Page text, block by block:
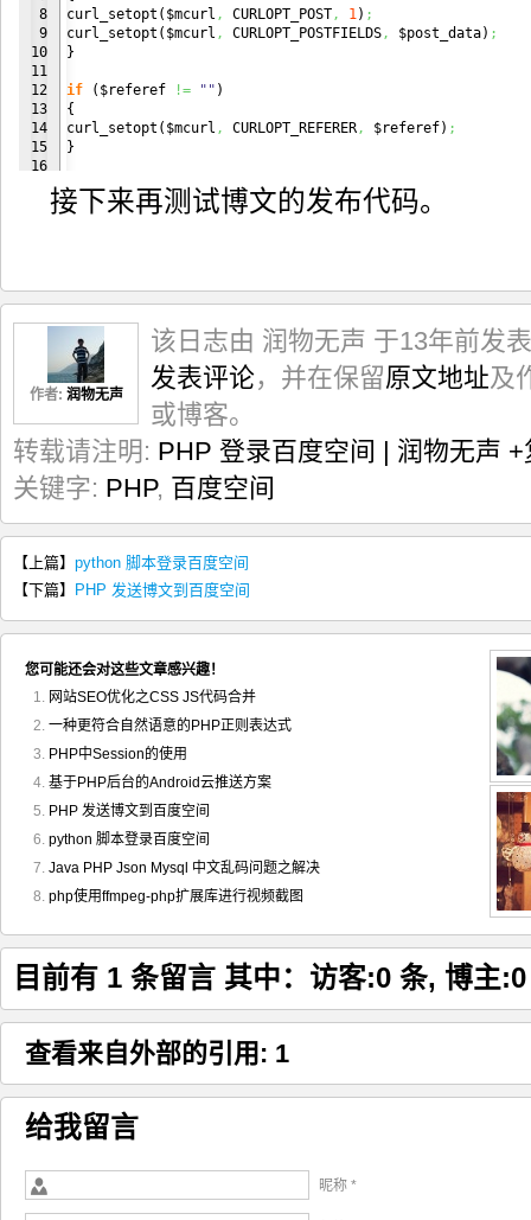
27
28
$ret = $this->doHttpPost ("http://passport.baidu.com/v2/
}
8
9
10
11
12
13
14
15
16
28
31
33
35
37
38
39
40
42
43
44
curl_setopt ( $mcurl , CURLOPT_POST, 1) ;
curl_setopt ( $mcurl , CURLOPT_POSTFIELDS, $post_data) ;
}
if ( $referef != "" )
{
curl_setopt ( $mcurl , CURLOPT_REFERER, $referef) ;
}
curl_setopt( $mcurl, CURLOPT_RETURNTRANSFER,
curl_setopt( $mcurl, CURLOPT_SSL_VERIFYPEER,
$data curl_exec($mcurl
curl_close
($mcurl) ;
preg_match_all '/Set-Cookie:((.+)=(.+))$/m '
if(is_array ($cookies) && count($cookies > 1 && count (
foreach ($cookies [1] as $i
$cookieinfos = explode(";", $k);
$this->cookie .= $cookieinfos
$this->cookie . = "; " ;
}
}
return $data;
}
接下来再测试博文的发布代码。
作者: 润物无声
该日志由 润物无声 于13年前发
发表评论，并在保留原文地址及
或博客。
转载请注明: PHP 登录百度空间 | 润物无声 +
关键字: PHP, 百度空间
【上篇】 python 脚本登录百度空间
【下篇】
PHP 发送博文到百度空间
您可能还会对这些文章感兴趣！
网站SEO优化之CSS JS代码合并
一种更符合自然语意的PHP正则表达式
PHP中Session的使用
基于PHP后台的Android云推送方案
PHP 发送博文到百度空间
python 脚本登录百度空间
Java PHP Json Mysql 中文乱码问题之解决
php使用ffmpeg-php扩展库进行视频截图
目前有 1 条留言 其中：访客:0 条, 博主
查看来自外部的引用: 1
给我留言
昵称 *